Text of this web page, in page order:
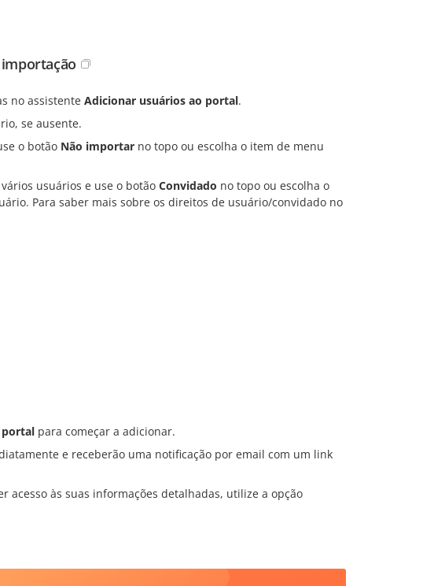
no assistente Adicionar usuários ao portal.
se ausente.
o botão Não importar no topo ou escolha o item de menu
usuários e use o botão Convidado no topo ou escolha o
Para saber mais sobre os direitos de usuário/convidado no
portal para começar a adicionar.
e receberão uma notificação por email com um link
às suas informações detalhadas, utilize a opção